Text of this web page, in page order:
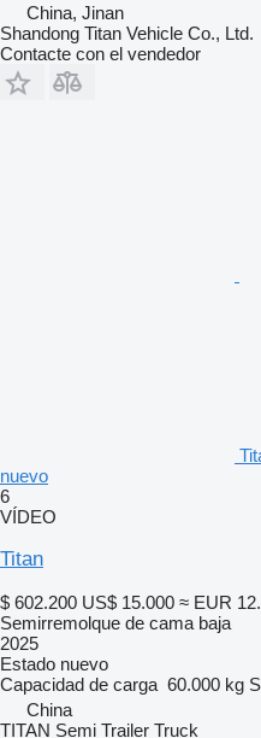
China, Jinan
Shandong Titan Vehicle Co., Ltd.
Contacte con el vendedor
nuevo
6
VÍDEO
Titan
$ 602.200 US$ 15.000 ≈ EUR
Semirremolque de cama baja
2025
Estado nuevo
Capacidad de carga 60.000 kg
China
TITAN Semi Trailer Truck